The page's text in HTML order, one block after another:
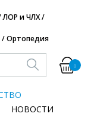
ЛОР и ЧЛХ /
/ Ортопедия
0
НОВОСТИ